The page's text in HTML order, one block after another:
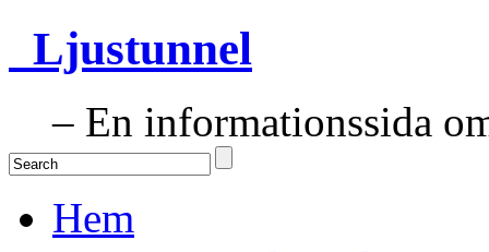
Ljustunnel
– En informationssida
Hem